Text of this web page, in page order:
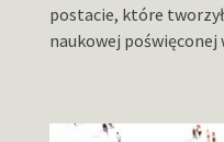
postacie, które
naukowej